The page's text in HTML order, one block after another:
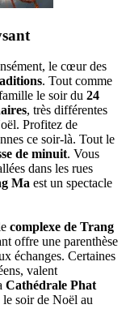
le cœur des
. Tout comme
le soir du 24
, très différentes
Profitez de
ce soir-là. Tout le
de minuit. Vous
dans les rues
Ma est un spectacle
complexe de Trang
offre une parenthèse
échanges. Certaines
valent
Cathédrale Phat
soir de Noël au